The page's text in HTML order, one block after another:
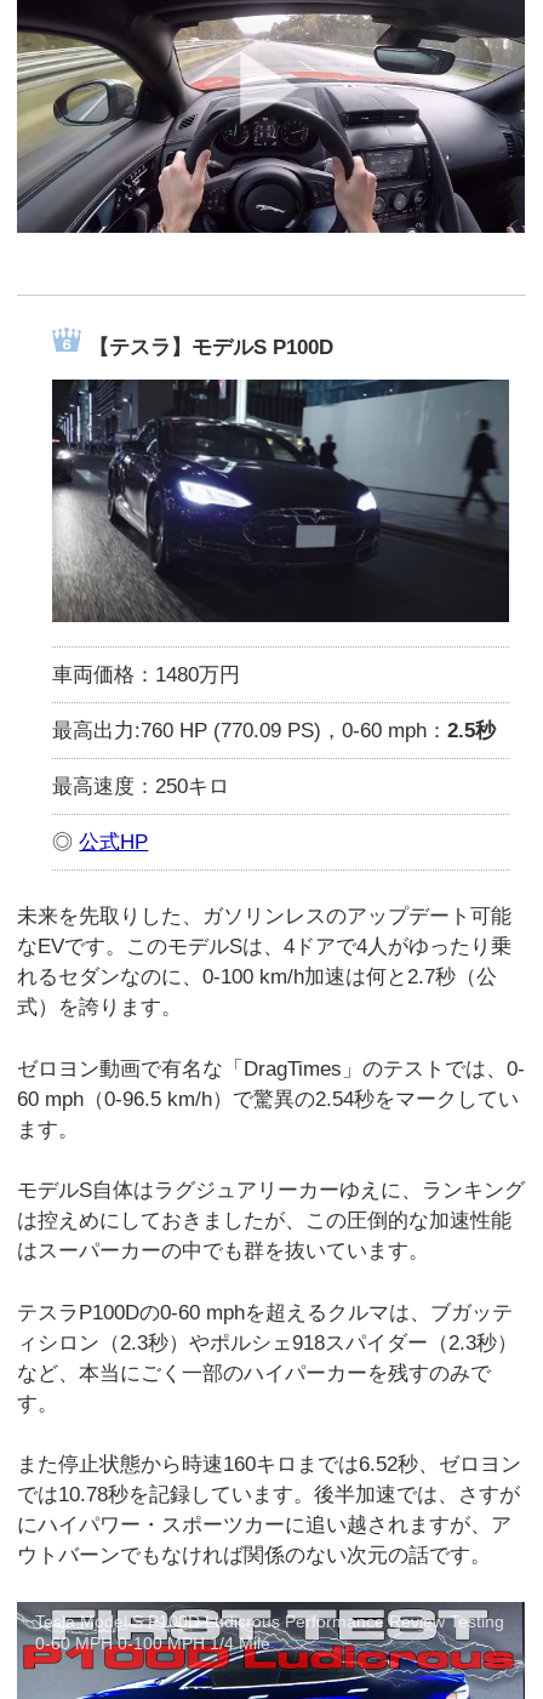
【テスラ】モデルS P100D
車両価格：1480万円
最高出力:760 HP (770.09 PS)，0-60 mph：2.5秒
最高速度：250キロ
◎公式HP
未来を先取りした、ガソリンレスのアップデート可能
なEVです。このモデルSは、4ドアで4人がゆったり乗
れるセダンなのに、0-100 km/h加速は何と2.7秒（公
式）を誇ります。
ゼロヨン動画で有名な「DragTimes」のテストでは、0-
60 mph（0-96.5 km/h）で驚異の2.54秒をマークしてい
ます。
モデルS自体はラグジュアリーカーゆえに、ランキング
は控えめにしておきましたが、この圧倒的な加速性能
はスーパーカーの中でも群を抜いています。
テスラP100Dの0-60 mphを超えるクルマは、ブガッテ
ィシロン（2.3秒）やポルシェ918スパイダー（2.3秒）
など、本当にごく一部のハイパーカーを残すのみで
す。
また停止状態から時速160キロまでは6.52秒、ゼロヨン
では10.78秒を記録しています。後半加速では、さすが
にハイパワー・スポーツカーに追い越されますが、ア
ウトバーンでもなければ関係のない次元の話です。
Tesla Model S P100D Ludicrous Performance Review Testing
0-60 MPH 0-100 MPH 1/4 Mile